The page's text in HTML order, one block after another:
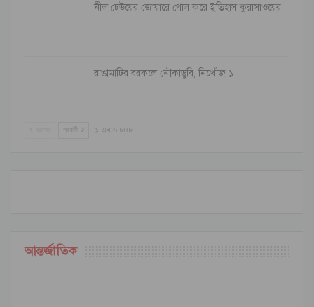
নীল ঢেউয়ের জোয়ারে গোল করে ইতিহাস কুরাসাওয়ের
রাঙামাটির বরকলে নৌকাডুবি, নিখোঁজ ১
পরবর্তী ১ এর ৬,৮৪৮
আন্তর্জাতিক